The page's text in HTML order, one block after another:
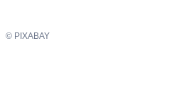
© PIXABAY